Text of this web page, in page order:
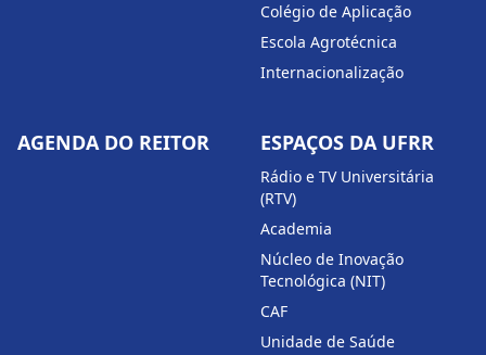
Colégio de Aplicação
Escola Agrotécnica
Internacionalização
AGENDA DO REITOR ESPAÇOS DA UFRR
Rádio e TV Universitária
(RTV)
Academia
Núcleo de Inovação
Tecnológica (NIT)
CAF
Unidade de Saúde